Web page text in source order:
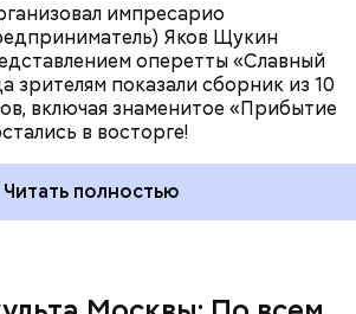
импресарио
Яков Щукин
оперетты «Славный
зрителям показали сборник из 10
включая знаменитое «Прибытие
в восторге!
Читать полностью
Москвы в совокупной выручке
тоже растет. Если четыре года